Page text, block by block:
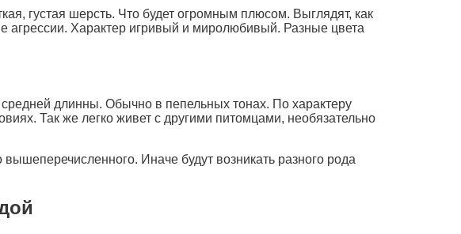
густая шерсть. Что будет огромным плюсом. Выглядят, как
Характер игривый и миролюбивый. Разные цвета
длинны. Обычно в пепельных тонах. По характеру
Так же легко живет с другими питомцами, необязательно
Иначе будут возникать разного рода